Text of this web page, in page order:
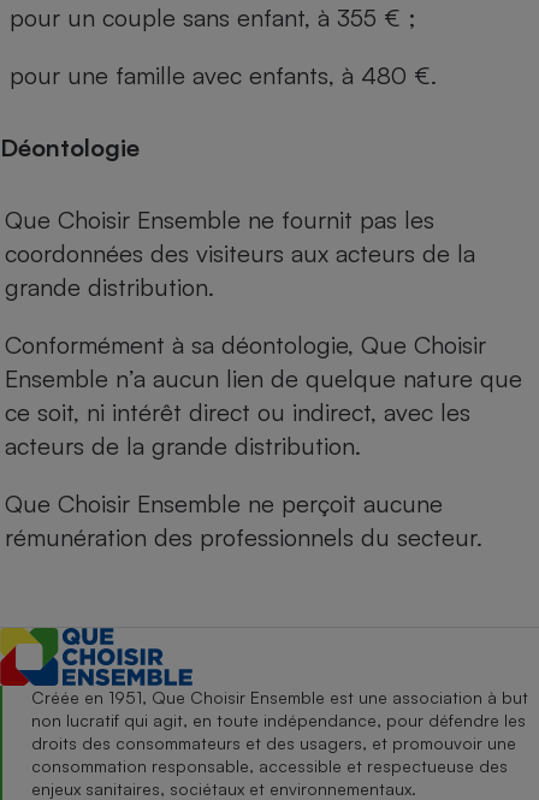
pour un couple sans enfant, à 355 € ;
pour une famille avec enfants, à 480 €.
Déontologie
Que Choisir Ensemble ne fournit pas les
coordonnées des visiteurs aux acteurs de la
grande distribution.
Conformément à sa déontologie, Que Choisir
Ensemble n’a aucun lien de quelque nature que
ce soit, ni intérêt direct ou indirect, avec les
acteurs de la grande distribution.
Que Choisir Ensemble ne perçoit aucune
rémunération des professionnels du secteur.
Créée en 1951, Que Choisir Ensemble est une association à but
non lucratif qui agit, en toute indépendance, pour défendre les
droits des consommateurs et des usagers, et promouvoir une
consommation responsable, accessible et respectueuse des
enjeux sanitaires, sociétaux et environnementaux.